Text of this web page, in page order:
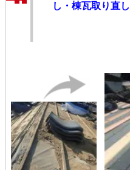
し・棟瓦取り直